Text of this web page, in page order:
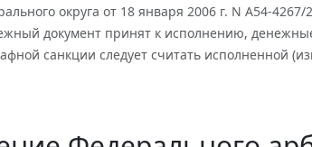
округа от 18 января 2006 г. N А54-
документ принят к исполнению,
санкции следует считать исполненной